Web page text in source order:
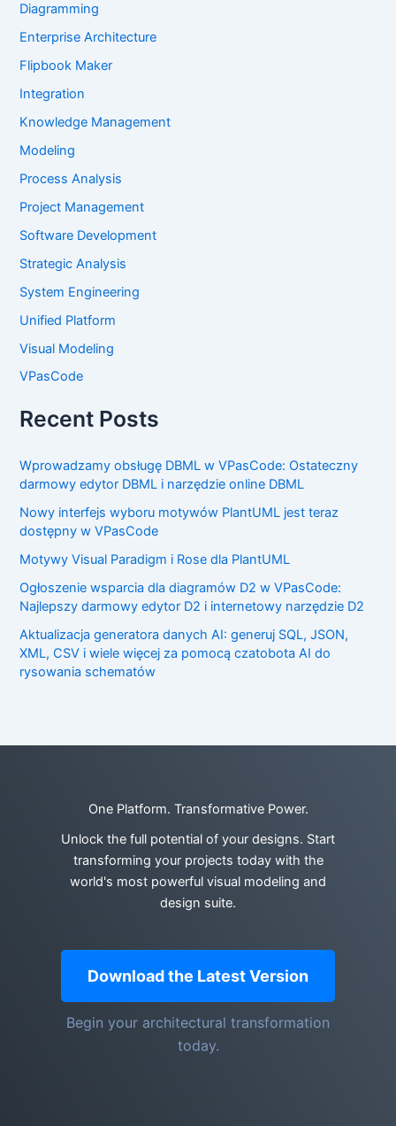
Diagramming
Enterprise Architecture
Flipbook Maker
Integration
Knowledge Management
Modeling
Process Analysis
Project Management
Software Development
Strategic Analysis
System Engineering
Unified Platform
Visual Modeling
VPasCode
Recent Posts
Wprowadzamy obsługę DBML w VPasCode: Ostateczny
darmowy edytor DBML i narzędzie online DBML
Nowy interfejs wyboru motywów PlantUML jest teraz
dostępny w VPasCode
Motywy Visual Paradigm i Rose dla PlantUML
Ogłoszenie wsparcia dla diagramów D2 w VPasCode:
Najlepszy darmowy edytor D2 i internetowy narzędzie D2
Aktualizacja generatora danych AI: generuj SQL, JSON,
XML, CSV i wiele więcej za pomocą czatobota AI do
rysowania schematów
One Platform. Transformative Power.
Unlock the full potential of your designs. Start
transforming your projects today with the
world's most powerful visual modeling and
design suite.
Download the Latest Version
Begin your architectural transformation
today.